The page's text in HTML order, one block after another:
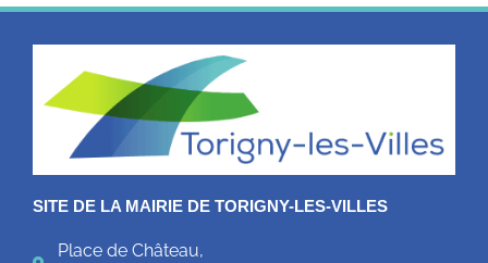
SITE DE LA MAIRIE DE TORIGNY-LES-VILLES
Place de Château,